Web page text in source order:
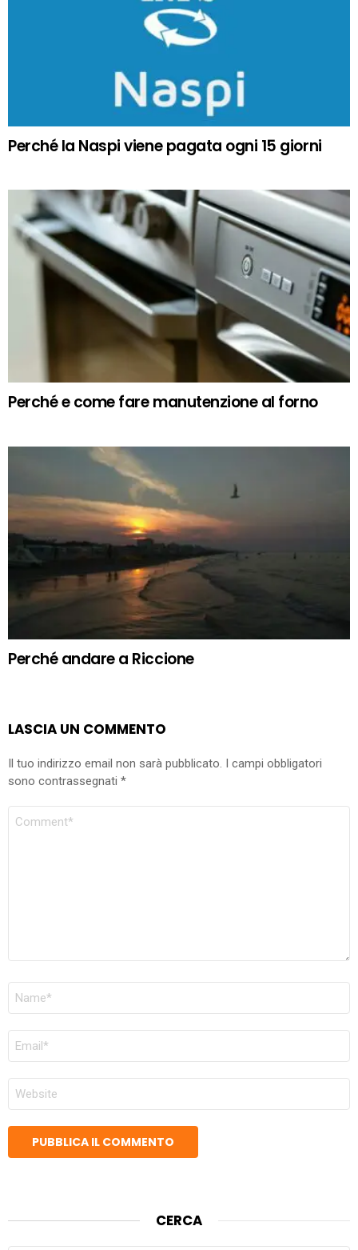
Perché la Naspi viene pagata ogni 15 giorni
Perché e come fare manutenzione al forno
Perché andare a Riccione
LASCIA UN COMMENTO
Il tuo indirizzo email non sarà pubblicato. I campi obbligatori
sono contrassegnati *
COMMENTO
NOME
EMAIL
SITO
WEB
CERCA